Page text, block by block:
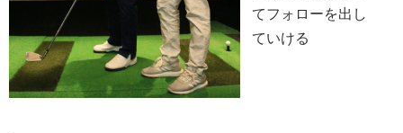
てフォローを出し
ていける